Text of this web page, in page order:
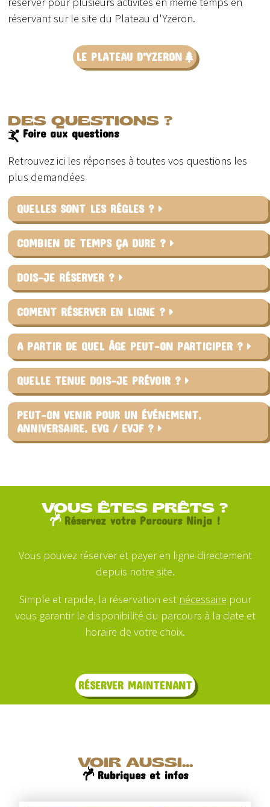
réservant sur le site du Plateau d'Yzeron.
LE PLATEAU D'YZERON
DES QUESTIONS ?
Foire aux questions
Retrouvez ici les réponses à toutes vos questions les
plus demandées
QUELLES SONT LES RÉGLES ?
COMBIEN DE TEMPS ÇA DURE ?
DOIS-JE RÉSERVER ?
COMENT RÉSERVER EN LIGNE ?
A PARTIR DE QUEL ÂGE PEUT-ON PARTICIPER ?
QUELLE TENUE DOIS-JE PRÉVOIR ?
PEUT-ON VENIR POUR UN ÉVÉNEMENT,
ANNIVERSAIRE, EVG / EVJF ?
VOUS ÊTES PRÊTS ?
Réservez votre Parcours Ninja !
Vous pouvez réserver et payer en ligne directement
depuis notre site.
Simple et rapide, la réservation est nécessaire pour
vous garantir la disponibilité du parcours à la date et
horaire de votre choix.
RÉSERVER MAINTENANT
VOIR AUSSI...
Rubriques et infos